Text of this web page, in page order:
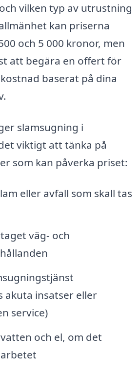
vilken typ av utrustning
kan priserna
och 5 000 kronor, men
att begära en offert för
baserat på dina
slamsugning i
viktigt att tänka på
som kan påverka priset:
eller avfall som skall tas
väg- och
akuta insatser eller
service)
och el, om det